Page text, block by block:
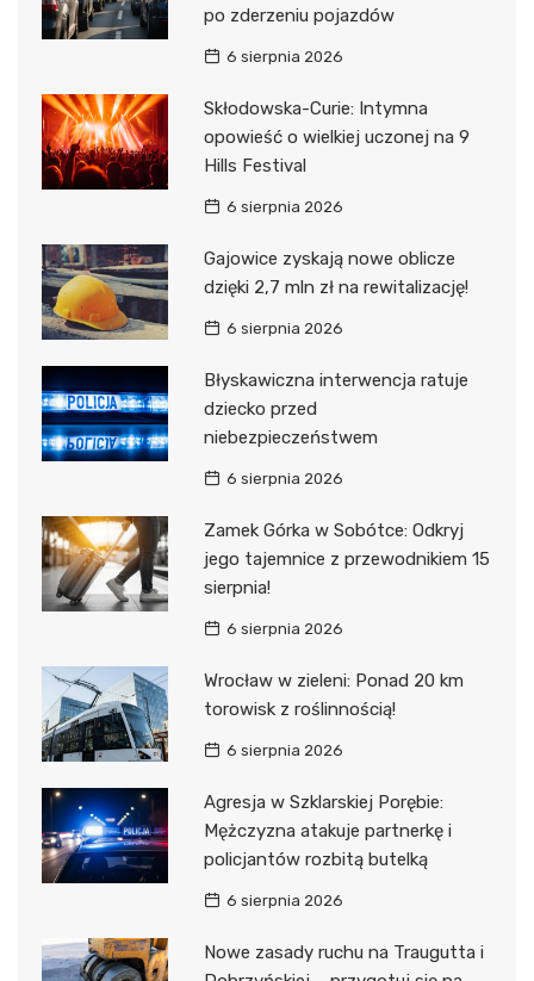
po zderzeniu pojazdów
6 sierpnia 2026
Skłodowska-Curie: Intymna
opowieść o wielkiej uczonej na 9
Hills Festival
6 sierpnia 2026
Gajowice zyskają nowe oblicze
dzięki 2,7 mln zł na rewitalizację!
6 sierpnia 2026
Błyskawiczna interwencja ratuje
dziecko przed
niebezpieczeństwem
6 sierpnia 2026
Zamek Górka w Sobótce: Odkryj
jego tajemnice z przewodnikiem 15
sierpnia!
6 sierpnia 2026
Wrocław w zieleni: Ponad 20 km
torowisk z roślinnością!
6 sierpnia 2026
Agresja w Szklarskiej Porębie:
Mężczyzna atakuje partnerkę i
policjantów rozbitą butelką
6 sierpnia 2026
Nowe zasady ruchu na Traugutta i